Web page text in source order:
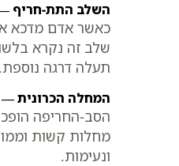
השלב התת-חריף
כאשר אדם מדכא
שלב זה נקרא
תעלה דרגה נוספת.
המחלה הכרונית
הסב-החריפה
מחלות קשות
ונעימות.